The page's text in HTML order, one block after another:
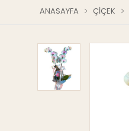
ANASAYFA ÇIÇEK